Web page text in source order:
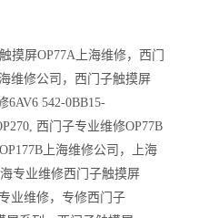
摸屏OP77A 上海维修，西门
维修公司，西门子触摸屏
6AV6 542-0BB15-
西门子专业维修OP77B
OP177B 上海维修公司，上海
海专业维修西门子触摸屏
业维修，专修西门子